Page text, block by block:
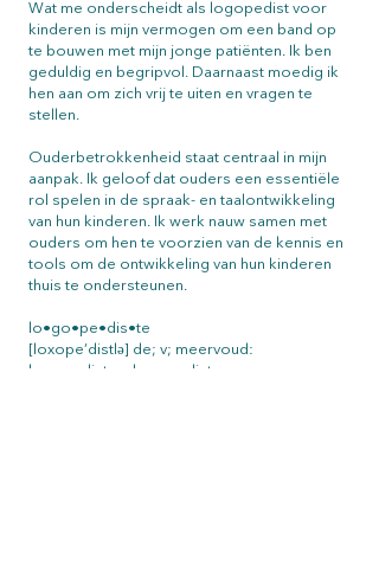
Wat me onderscheidt als logopedist voor
kinderen is mijn vermogen om een band op
te bouwen met mijn jonge patiënten. Ik ben
geduldig en begripvol. Daarnaast moedig ik
hen aan om zich vrij te uiten en vragen te
stellen.
Ouderbetrokkenheid staat centraal in mijn
aanpak. Ik geloof dat ouders een essentiële
rol spelen in de spraak- en taalontwikkeling
van hun kinderen. Ik werk nauw samen met
ouders om hen te voorzien van de kennis en
tools om de ontwikkeling van hun kinderen
thuis te ondersteunen.
lo•go•pe•dis•te
[loxope’distlə] de; v; meervoud:
logopedistes, logopedisten